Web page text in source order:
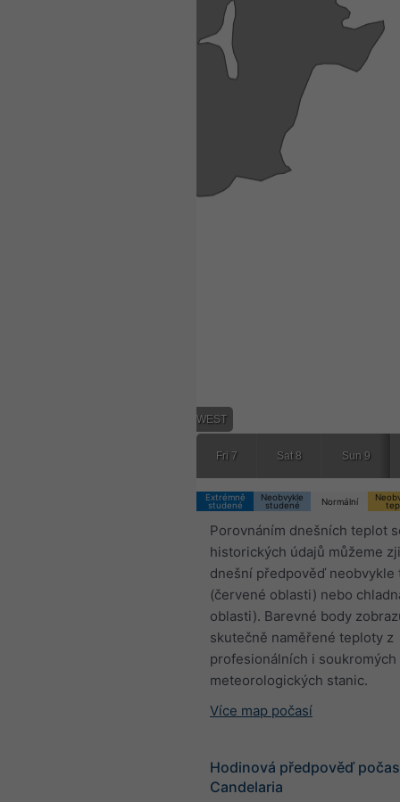
Fri 7 Sat 8 Sun 9
Extrémně
studené
Neobvykle
studené
Normální
Porovnáním dnešních teplot
historických údajů můžeme
dnešní předpověď neobvykle
(červené oblasti) nebo
oblasti). Barevné body
skutečně naměřené teploty z
profesionálních i soukromých
meteorologických stanic.
Více map počasí
Hodinová předpověď
Candelaria